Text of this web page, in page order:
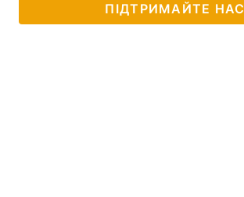
ПІДТРИМАЙТЕ НАС